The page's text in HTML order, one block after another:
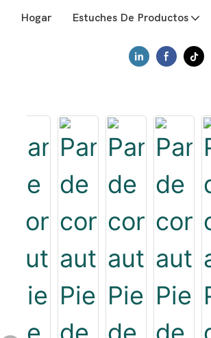
Hogar Estuches De Productos